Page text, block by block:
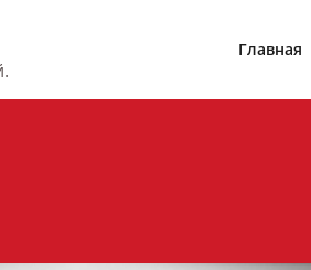
Главная